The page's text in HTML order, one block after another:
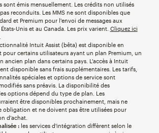
sont émis mensuellement. Les crédits non utilisés
reconduits. Les MMS ne sont disponibles que
et Premium pour l'envoi de messages aux
Unis et au Canada. Les prix varient. Cliquez ici
Intuit Assist (bêta) est disponible en
pour certains utilisateurs ayant un plan Premium, un
ancien plan dans certains pays. L'accès à Intuit
disponible sans frais supplémentaires. Les tarifs,
spéciales et options de service sont
sans préavis. La disponibilité des
options dépend du type de plan. Les
être disponibles prochainement, mais ne
obligation et ne doivent pas être utilisées pour
d'achat.
:les services d'intégration diffèrent selon le